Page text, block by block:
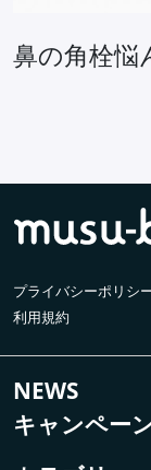
鼻の角栓悩
プライバシーポリシ
利用規約
NEWS
キャンペー